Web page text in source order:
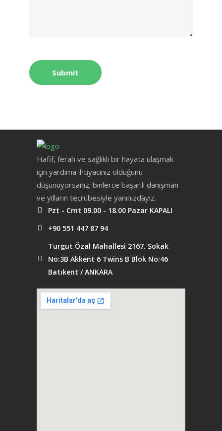
Hafif, ferah ve sağlıklı bir hayata ulaşmak
için yardıma ihtiyacınız olduğunu
düşünüyorsanız; binlerce başarılı danışman
ve yılların tecrübesiyle yanınızdayız.
Pzt - Cmt 09.00 - 18.00 Pazar KAPALI
+90 551 447 87 94
Turgut Özal Mahallesi 2167. Sokak
No:3B Akkent 6 Twins B Blok No:46
Batıkent / ANKARA